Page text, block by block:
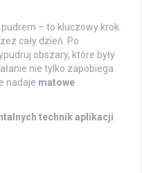
– to kluczowy krok
cały dzień. Po
obszary, które były
nie tylko zapobiega
nadaje matowe
technik aplikacji